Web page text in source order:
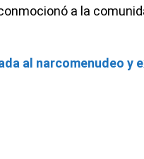
a la
al narcomenudeo y